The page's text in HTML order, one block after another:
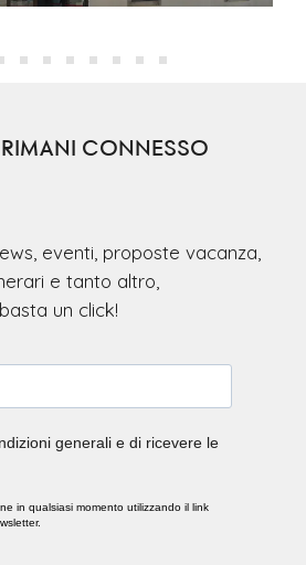
RIMANI CONNESSO
eventi, proposte vacanza,
e tanto altro,
generali e di ricevere le
in qualsiasi momento utilizzando il link